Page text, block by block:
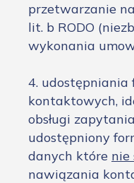
przetwarzanie
lit. b RODO
wykonania
4. udostępniania
kontaktowych,
obsługi
udostępniony
danych które nie
nawiązania